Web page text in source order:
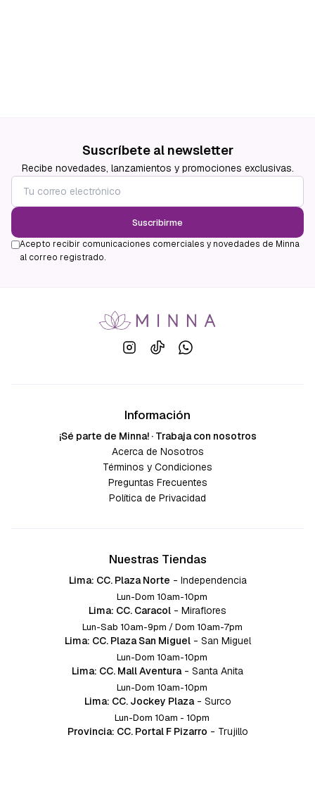
Suscríbete al newsletter
Recibe novedades, lanzamientos y promociones exclusivas.
Suscribirme
Acepto recibir comunicaciones comerciales y novedades de Minna
al correo registrado.
Información
¡Sé parte de Minna! · Trabaja con nosotros
Acerca de Nosotros
Términos y Condiciones
Preguntas Frecuentes
Política de Privacidad
Nuestras Tiendas
Lima: CC. Plaza Norte - Independencia
Lun-Dom 10am-10pm
Lima: CC. Caracol - Miraflores
Lun-Sab 10am-9pm / Dom 10am-7pm
Lima: CC. Plaza San Miguel - San Miguel
Lun-Dom 10am-10pm
Lima: CC. Mall Aventura - Santa Anita
Lun-Dom 10am-10pm
Lima: CC. Jockey Plaza - Surco
Lun-Dom 10am - 10pm
Provincia: CC. Portal F Pizarro - Trujillo